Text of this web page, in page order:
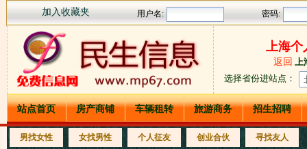
加入收藏夹
上海个
返回 上
选择省份进站点 ：
站点首页 房产商铺 车辆租转 旅游商务 招生招聘
男找女性 女找男性 个人征友 创业合伙 寻找友人